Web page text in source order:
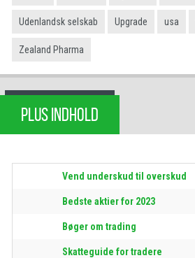
Udenlandsk selskab Upgrade usa
Zealand Pharma
PLUS INDHOLD
Vend underskud til overskud
Bedste aktier for 2023
Bøger om trading
Skatteguide for tradere